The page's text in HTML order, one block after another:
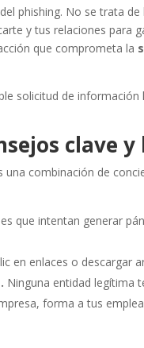
phishing. No se trata
y tus relaciones para
que comprometa la
solicitud de
clave
combinación de
que intentan generar
en enlaces o descargar
Ninguna entidad legítima
forma a tus